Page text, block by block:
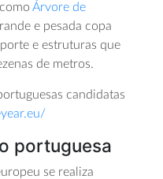
Árvore de
e pesada copa
e estruturas que
de metros.
candidatas
portuguesa
se realiza